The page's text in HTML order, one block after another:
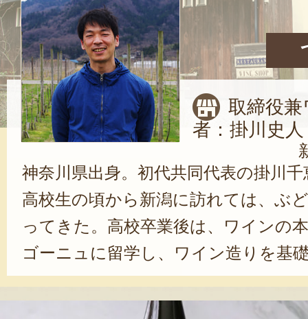
取締役
者：掛川史人
神奈川県出身。初代共同代表の掛川
高校生の頃から新潟に訪れては、ぶ
ってきた。高校卒業後は、ワインの
ゴーニュに留学し、ワイン造りを基
の留学期間を経て、2002年に「カー
2006年には、若くしてワイン醸造責